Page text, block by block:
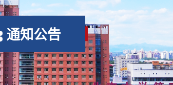
通知公告